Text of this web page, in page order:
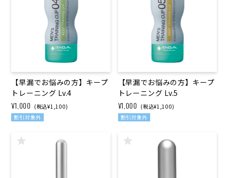
【早漏でお悩みの方】キープ
トレーニング Lv.4
¥1,000 (税込¥1,100)
割引対象外
【早漏でお悩みの方】キープ
トレーニング Lv.5
¥1,000 (税込¥1,100)
割引対象外